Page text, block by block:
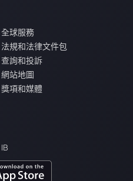
全球服務
法規和法律文件包
查詢和投訴
網站地圖
獎項和媒體
IB